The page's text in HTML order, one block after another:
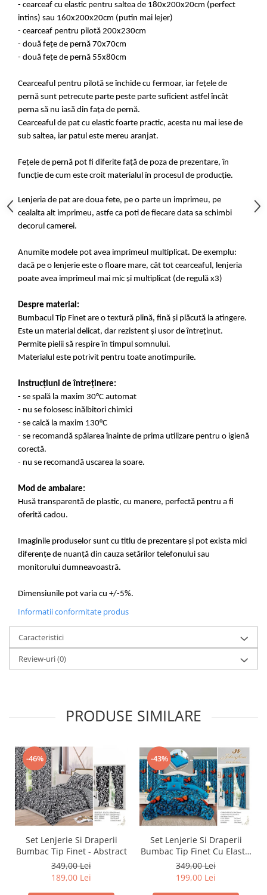
- cearceaf cu elastic pentru saltea de 180x200x20cm (perfect
intins) sau 160x200x20cm (putin mai lejer)
- cearceaf pentru pilotă 200x230cm
- două fețe de pernă 70x70cm
- două fețe de pernă 55x80cm
Cearceaful pentru pilotă se închide cu fermoar, iar fețele de
pernă sunt petrecute parte peste parte suficient astfel încât
perna să nu iasă din fața de pernă.
Cearceaful de pat cu elastic foarte practic, acesta nu mai iese de
sub saltea, iar patul este mereu aranjat.
Fețele de pernă pot fi diferite față de poza de prezentare, în
funcție de cum este croit materialul în procesul de producție.
Lenjeria de pat are doua fete, pe o parte un imprimeu, pe
cealalta alt imprimeu, astfe ca poti de fiecare data sa schimbi
decorul camerei.
Anumite modele pot avea imprimeul multiplicat. De exemplu:
dacă pe o lenjerie este o floare mare, cât tot cearceaful, lenjeria
poate avea imprimeul mai mic și multiplicat (de regulă x3)
Despre material:
Bumbacul Tip Finet are o textură plină, fină și plăcută la atingere.
Este un material delicat, dar rezistent și usor de întreținut.
Permite pielii să respire în timpul somnului.
Materialul este potrivit pentru toate anotimpurile.
Instrucțiuni de întreținere:
- se spală la maxim 30°C automat
- nu se folosesc inălbitori chimici
- se calcă la maxim 130°C
- se recomandă spălarea înainte de prima utilizare pentru o igienă
corectă.
- nu se recomandă uscarea la soare.
Mod de ambalare:
Husă transparentă de plastic, cu manere, perfectă pentru a fi
oferită cadou.
Imaginile produselor sunt cu titlu de prezentare și pot exista mici
diferențe de nuanță din cauza setărilor telefonului sau
monitorului dumneavoastră.
Dimensiunile pot varia cu +/-5%.
Informatii conformitate produs
Caracteristici
Review-uri(0)
PRODUSE SIMILARE
-46%
Set Lenjerie Si Draperii
Bumbac Tip Finet - Abstract
349,00 Lei
189,00 Lei
-43%
Set Lenjerie Si Draperii
Bumbac Tip Finet Cu Elastic
- Dansul Fluturilor
349,00 Lei
199,00 Lei